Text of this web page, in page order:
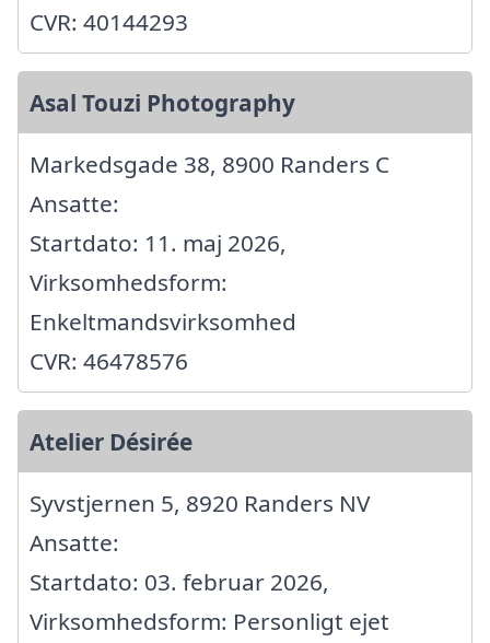
CVR: 40144293
Asal Touzi Photography
Markedsgade 38, 8900 Randers C
Ansatte:
Startdato: 11. maj 2026,
Virksomhedsform:
Enkeltmandsvirksomhed
CVR: 46478576
Atelier Désirée
Syvstjernen 5, 8920 Randers NV
Ansatte:
Startdato: 03. februar 2026,
Virksomhedsform: Personligt ejet